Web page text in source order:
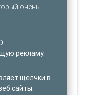
очень
рекламу.
щелчки в
сайты.